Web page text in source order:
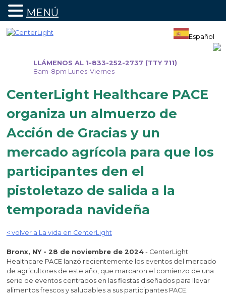
LLÁMENOS AL 1-833-252-2737 (TTY 711)
8am-8pm Lunes-Viernes
Español
CenterLight Healthcare PACE
organiza un almuerzo de
Acción de Gracias y un
mercado agrícola para que los
participantes den el
pistoletazo de salida a la
temporada navideña
< volver a La vida en CenterLight
Bronx, NY - 28 de noviembre de 2024- CenterLight
Healthcare PACE lanzó recientemente los eventos del mercado
de agricultores de este año, que marcaron el comienzo de una
serie de eventos centrados en las fiestas diseñados para llevar
alimentos frescos y saludables a sus participantes PACE.
MENÚ